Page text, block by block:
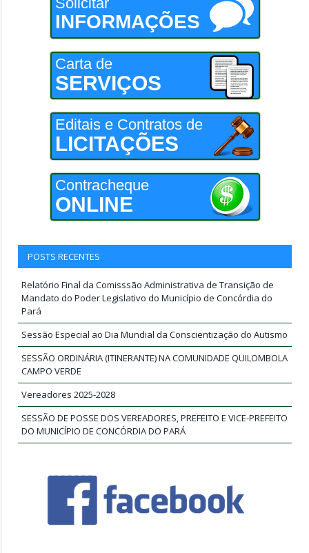
INFORMAÇÕES
Carta de
SERVIÇOS
Editais e Contratos de
LICITAÇÕES
Contracheque
ONLINE
POSTS RECENTES
Relatório Final da Comisssão Administrativa de Transição de
Mandato do Poder Legislativo do Município de Concórdia do
Pará
Sessão Especial ao Dia Mundial da Conscientização do Autismo
SESSÃO ORDINÁRIA (ITINERANTE) NA COMUNIDADE QUILOMBOLA
CAMPO VERDE
Vereadores 2025-2028
SESSÃO DE POSSE DOS VEREADORES, PREFEITO E VICE-PREFEITO
DO MUNICÍPIO DE CONCÓRDIA DO PARÁ